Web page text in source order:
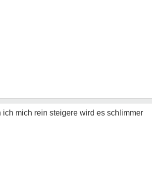
mich rein steigere wird es schlimmer